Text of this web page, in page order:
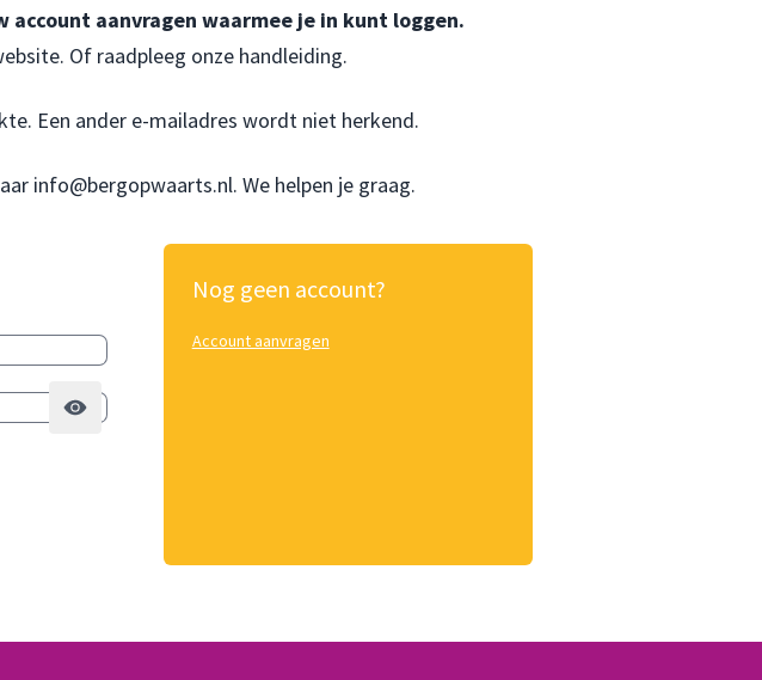
aanvragen waarmee je in kunt loggen.
Of raadpleeg onze handleiding.
Een ander e-mailadres wordt niet herkend.
info@bergopwaarts.nl. We helpen je graag.
Nog geen account?
Account aanvragen